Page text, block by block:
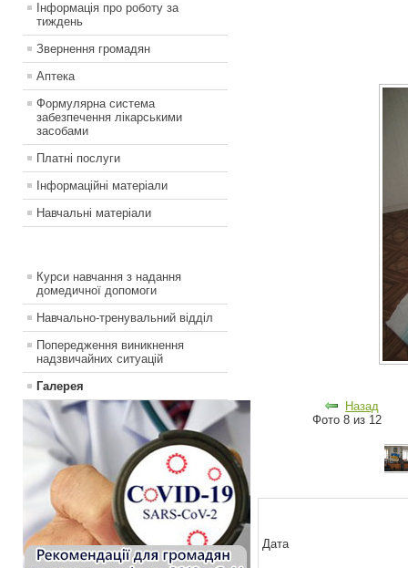
Інформація про роботу за
тиждень
Звернення громадян
Аптека
Формулярна система
забезпечення лікарськими
засобами
Платні послуги
Інформаційні матеріали
Навчальні матеріали
Курси навчання з надання
домедичної допомоги
Навчально-тренувальний відділ
Попередження виникнення
надзвичайних ситуацій
Галерея
Назад
Фото 8 из 12
Дата